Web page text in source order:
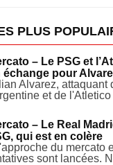
PLUS
– Le PSG et
échange pour
Alvarez, attaquant
et de
– Le Real
qui est en colère
du mercato
sont lancées.